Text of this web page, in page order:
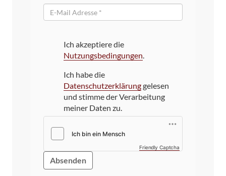
Mail
Ich akzeptiere die
Nutzungsbedingungen.
Ich habe die
Datenschutzerklärunggelesen
und stimme der Verarbeitung
meiner Daten zu.
Friendly Captcha
Bitte
dieses